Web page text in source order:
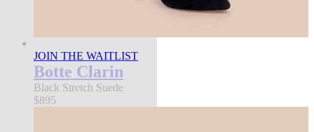
JOIN THE WAITLIST
Botte Clarin
Black Stretch Suede
$895